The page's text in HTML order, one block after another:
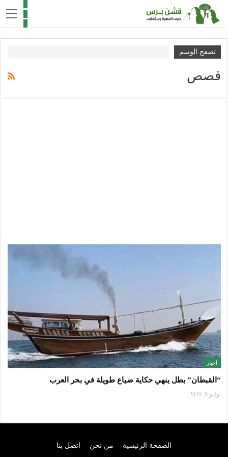
تصفح الوسم
قصص
اخبار
“القبطان” بطل ينهي حكاية ضياع طويلة في بحر العرب
يوليو 8, 2020
الصفحة الرئيسية من نحن اتصل بنا